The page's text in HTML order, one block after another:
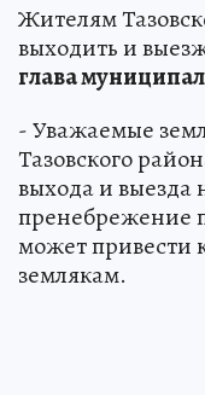
Жителям
выходить и
глава
- Уважаемые
Тазовского
выхода и выезда
пренебрежение
может привести
землякам.